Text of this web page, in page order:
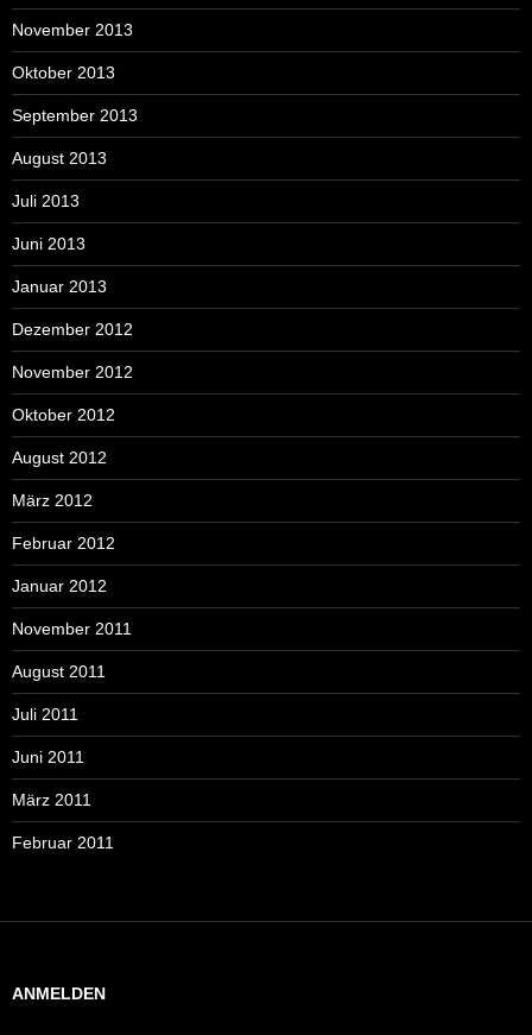
November 2013
Oktober 2013
September 2013
August 2013
Juli 2013
Juni 2013
Januar 2013
Dezember 2012
November 2012
Oktober 2012
August 2012
März 2012
Februar 2012
Januar 2012
November 2011
August 2011
Juli 2011
Juni 2011
März 2011
Februar 2011
ANMELDEN